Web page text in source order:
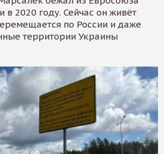
в 2020 году. Сейчас он живёт
по России и даже
территории Украины